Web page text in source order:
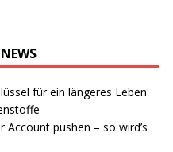
für ein längeres Leben
Account pushen – so wird’s